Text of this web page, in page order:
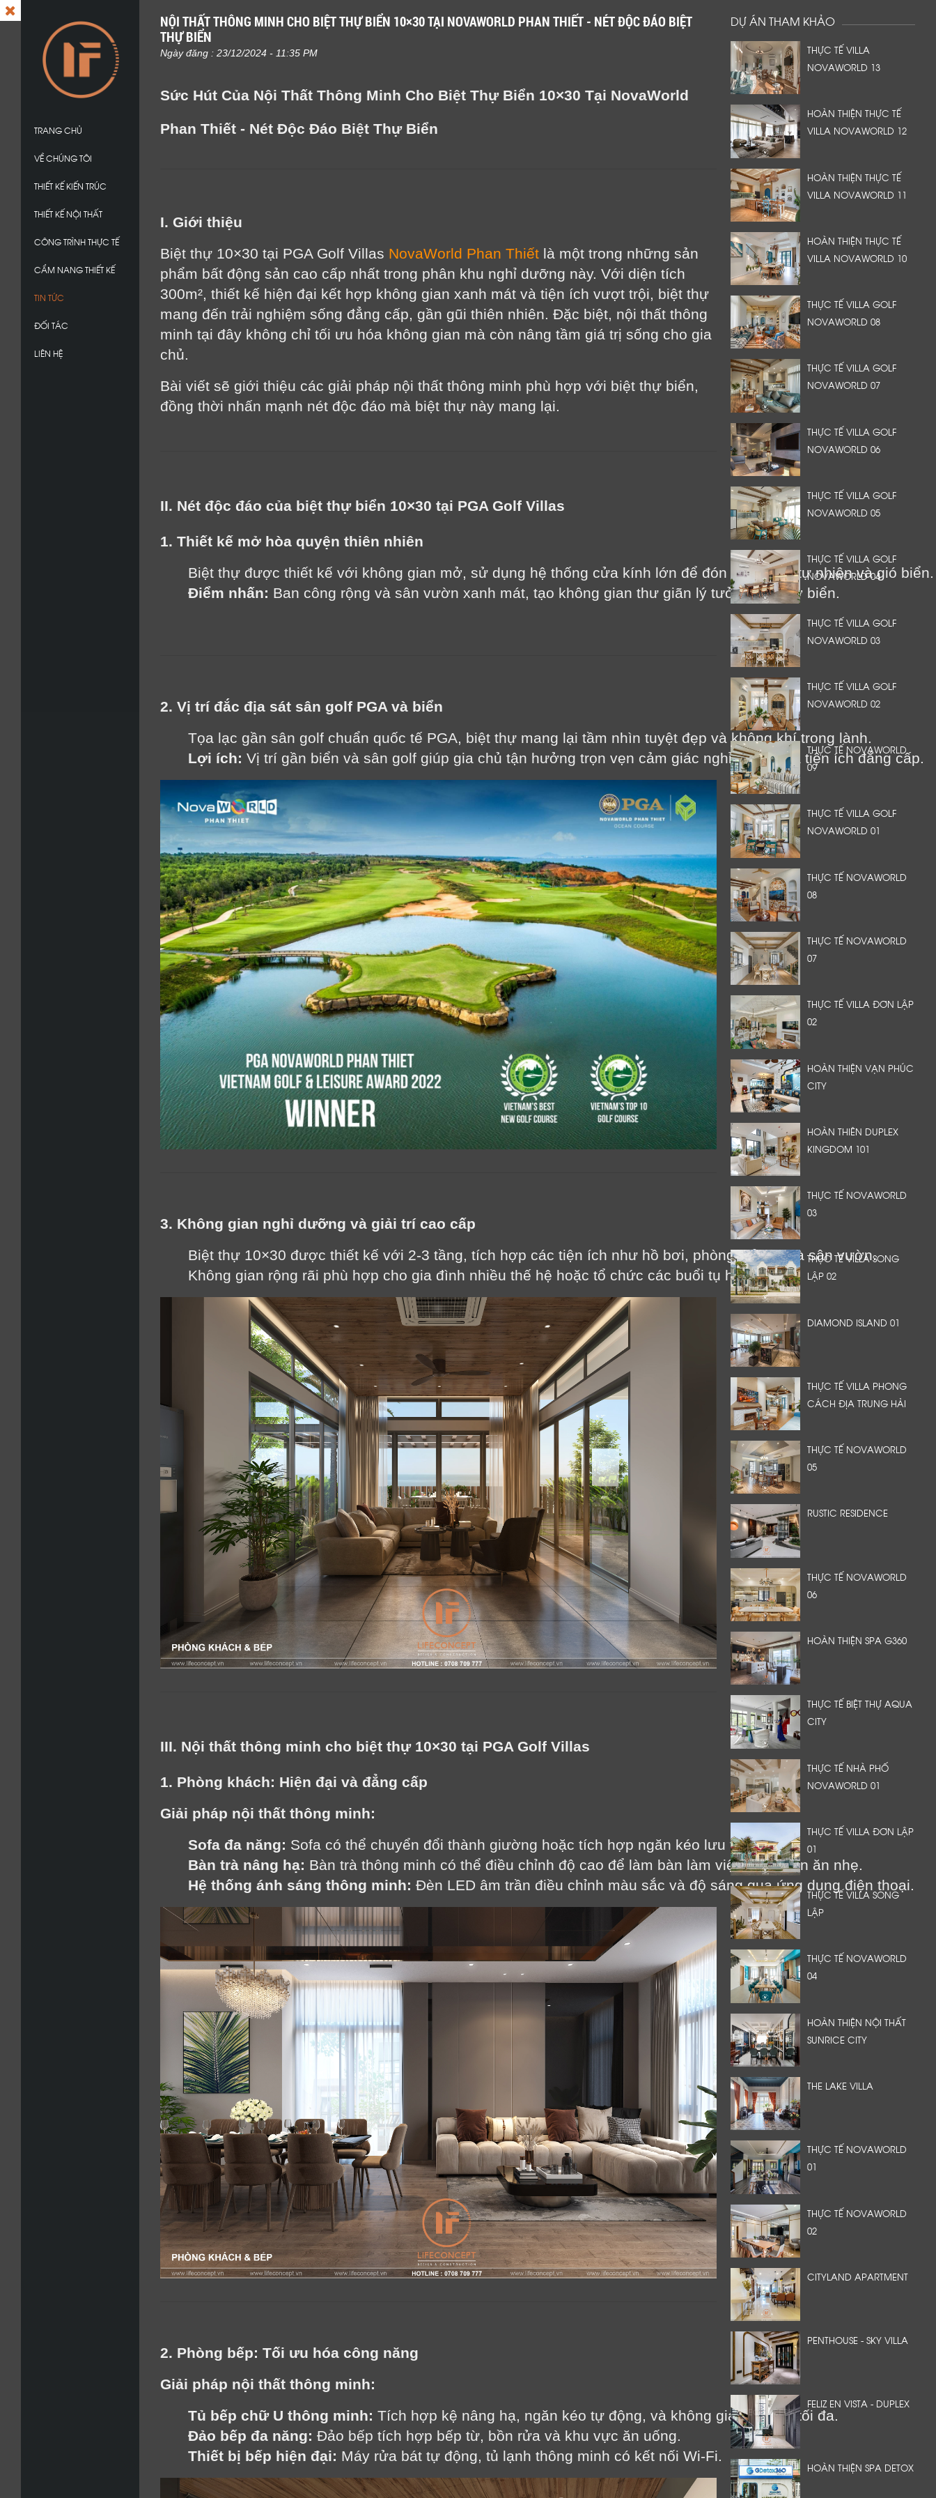
TRANG CHỦ
VỀ CHÚNG TÔI
THIẾT KẾ KIẾN TRÚC
THIẾT KẾ NỘI THẤT
CÔNG TRÌNH THỰC TẾ
CẨM NANG THIẾT KẾ
TIN TỨC
ĐỐI TÁC
LIÊN HỆ
NỘI THẤT THÔNG MINH CHO BIỆT THỰ BIỂN 10×30 TẠI NOVAWORLD PHAN THIẾT - NÉT ĐỘC ĐÁO BIỆT
THỰ BIỂN
Ngày đăng : 23/12/2024 - 11:35 PM
Sức Hút Của Nội Thất Thông Minh Cho Biệt Thự Biển 10×30 Tại NovaWorld
Phan Thiết - Nét Độc Đáo Biệt Thự Biển
I. Giới thiệu
Biệt thự 10×30 tại PGA Golf Villas NovaWorld Phan Thiết là một trong những sản
phẩm bất động sản cao cấp nhất trong phân khu nghỉ dưỡng này. Với diện tích
300m², thiết kế hiện đại kết hợp không gian xanh mát và tiện ích vượt trội, biệt thự
mang đến trải nghiệm sống đẳng cấp, gần gũi thiên nhiên. Đặc biệt, nội thất thông
minh tại đây không chỉ tối ưu hóa không gian mà còn nâng tầm giá trị sống cho gia
chủ.
Bài viết sẽ giới thiệu các giải pháp nội thất thông minh phù hợp với biệt thự biển,
đồng thời nhấn mạnh nét độc đáo mà biệt thự này mang lại.
II. Nét độc đáo của biệt thự biển 10×30 tại PGA Golf Villas
1. Thiết kế mở hòa quyện thiên nhiên
Biệt thự được thiết kế với không gian mở, sử dụng hệ thống cửa kính lớn để đón ánh sáng tự nhiên và gió biển.
Điểm nhấn: Ban công rộng và sân vườn xanh mát, tạo không gian thư giãn lý tưởng bên bờ biển.
2. Vị trí đắc địa sát sân golf PGA và biển
Tọa lạc gần sân golf chuẩn quốc tế PGA, biệt thự mang lại tầm nhìn tuyệt đẹp và không khí trong lành.
Lợi ích: Vị trí gần biển và sân golf giúp gia chủ tận hưởng trọn vẹn cảm giác nghỉ dưỡng và tiện ích đẳng cấp.
3. Không gian nghỉ dưỡng và giải trí cao cấp
Biệt thự 10×30 được thiết kế với 2-3 tầng, tích hợp các tiện ích như hồ bơi, phòng giải trí, và sân vườn.
Không gian rộng rãi phù hợp cho gia đình nhiều thế hệ hoặc tổ chức các buổi tụ họp.
III. Nội thất thông minh cho biệt thự 10×30 tại PGA Golf Villas
1. Phòng khách: Hiện đại và đẳng cấp
Giải pháp nội thất thông minh:
Sofa đa năng: Sofa có thể chuyển đổi thành giường hoặc tích hợp ngăn kéo lưu trữ.
Bàn trà nâng hạ: Bàn trà thông minh có thể điều chỉnh độ cao để làm bàn làm việc hoặc bàn ăn nhẹ.
Hệ thống ánh sáng thông minh: Đèn LED âm trần điều chỉnh màu sắc và độ sáng qua ứng dụng điện thoại.
2. Phòng bếp: Tối ưu hóa công năng
Giải pháp nội thất thông minh:
Tủ bếp chữ U thông minh: Tích hợp kệ nâng hạ, ngăn kéo tự động, và không gian lưu trữ tối đa.
Đảo bếp đa năng: Đảo bếp tích hợp bếp từ, bồn rửa và khu vực ăn uống.
Thiết bị bếp hiện đại: Máy rửa bát tự động, tủ lạnh thông minh có kết nối Wi-Fi.
DỰ ÁN THAM KHẢO
THỰC TẾ VILLA
NOVAWORLD 13
HOÀN THIỆN THỰC TẾ
VILLA NOVAWORLD 12
HOÀN THIỆN THỰC TẾ
VILLA NOVAWORLD 11
HOÀN THIỆN THỰC TẾ
VILLA NOVAWORLD 10
THỰC TẾ VILLA GOLF
NOVAWORLD 08
THỰC TẾ VILLA GOLF
NOVAWORLD 07
THỰC TẾ VILLA GOLF
NOVAWORLD 06
THỰC TẾ VILLA GOLF
NOVAWORLD 05
THỰC TẾ VILLA GOLF
NOVAWORLD 04
THỰC TẾ VILLA GOLF
NOVAWORLD 03
THỰC TẾ VILLA GOLF
NOVAWORLD 02
THỰC TẾ NOVAWORLD
09
THỰC TẾ VILLA GOLF
NOVAWORLD 01
THỰC TẾ NOVAWORLD
08
THỰC TẾ NOVAWORLD
07
THỰC TẾ VILLA ĐƠN LẬP
02
HOÀN THIỆN VẠN PHÚC
CITY
HOÀN THIÊN DUPLEX
KINGDOM 101
THỰC TẾ NOVAWORLD
03
THỰC TẾ VILLA SONG
LẬP 02
DIAMOND ISLAND 01
THỰC TẾ VILLA PHONG
CÁCH ĐỊA TRUNG HẢI
THỰC TẾ NOVAWORLD
05
RUSTIC RESIDENCE
THỰC TẾ NOVAWORLD
06
HOÀN THIỆN SPA G360
THỰC TẾ BIỆT THỰ AQUA
CITY
THỰC TẾ NHÀ PHỐ
NOVAWORLD 01
THỰC TẾ VILLA ĐƠN LẬP
01
THỰC TẾ VILLA SONG
LẬP
THỰC TẾ NOVAWORLD
04
HOÀN THIỆN NỘI THẤT
SUNRICE CITY
THE LAKE VILLA
THỰC TẾ NOVAWORLD
01
THỰC TẾ NOVAWORLD
02
CITYLAND APARTMENT
PENTHOUSE - SKY VILLA
FELIZ EN VISTA - DUPLEX
HOÀN THIỆN SPA DETOX
LỜI CẢM ƠN
LIFECONCEPT
Cảm ơn quý khách đã để lại thông tin.
Chúng tôi sẽ liên hệ lại trong thời gian sớm nhất